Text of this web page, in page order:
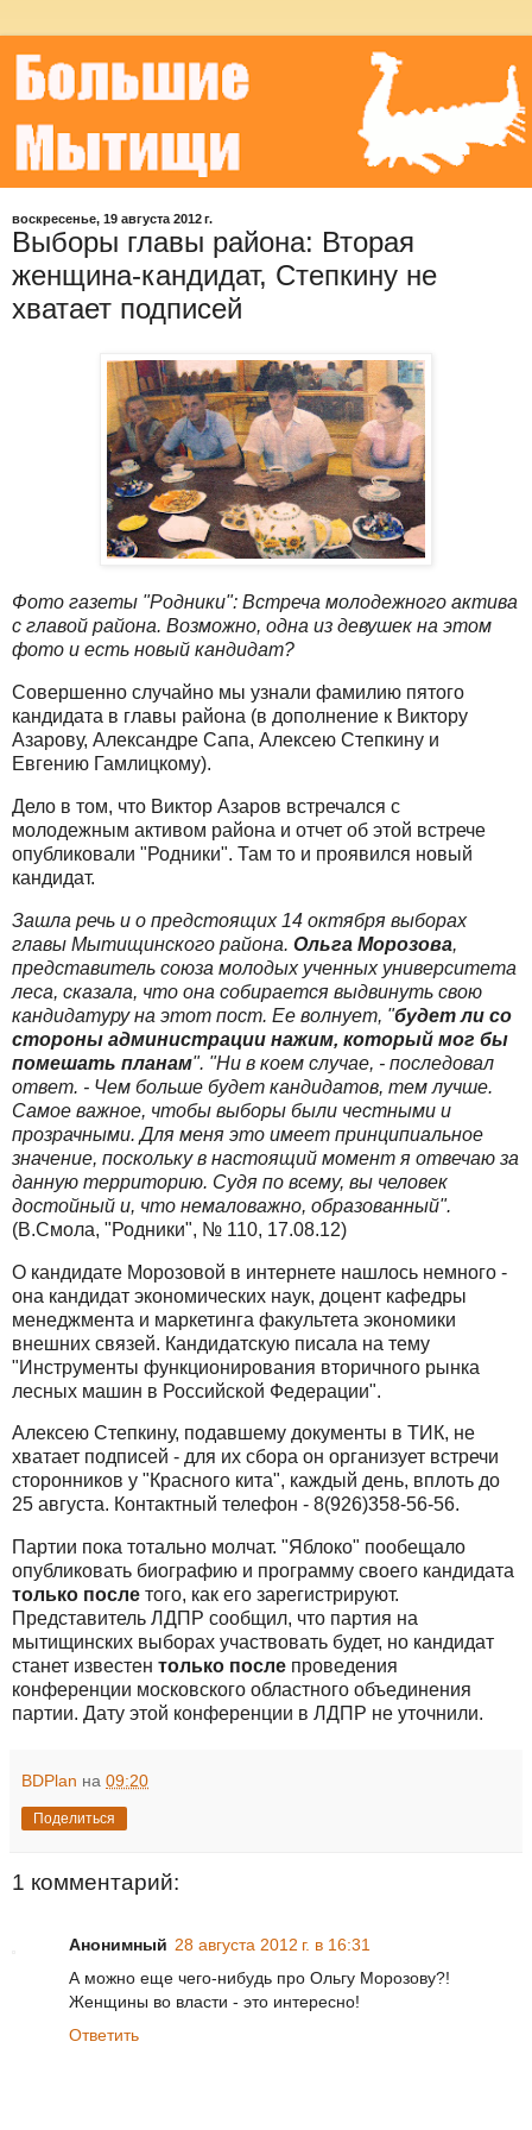
воскресенье, 19 августа 2012 г.
Выборы главы района: Вторая
женщина-кандидат, Степкину не
хватает подписей
Фото газеты "Родники": Встреча молодежного актива
с главой района. Возможно, одна из девушек на этом
фото и есть новый кандидат?
Совершенно случайно мы узнали фамилию пятого
кандидата в главы района (в дополнение к Виктору
Азарову, Александре Сапа, Алексею Степкину и
Евгению Гамлицкому).
Дело в том, что Виктор Азаров встречался с
молодежным активом района и отчет об этой встрече
опубликовали "Родники". Там то и проявился новый
кандидат.
Зашла речь и о предстоящих 14 октября выборах
главы Мытищинского района. Ольга Морозова,
представитель союза молодых ученных университета
леса, сказала, что она собирается выдвинуть свою
кандидатуру на этот пост. Ее волнует, "будет ли со
стороны администрации нажим, который мог бы
помешать планам". "Ни в коем случае, - последовал
ответ. - Чем больше будет кандидатов, тем лучше.
Самое важное, чтобы выборы были честными и
прозрачными. Для меня это имеет принципиальное
значение, поскольку в настоящий момент я отвечаю за
данную территорию. Судя по всему, вы человек
достойный и, что немаловажно, образованный".
(В.Смола, "Родники", № 110, 17.08.12)
О кандидате Морозовой в интернете нашлось немного -
она кандидат экономических наук, доцент кафедры
менеджмента и маркетинга факультета экономики
внешних связей. Кандидатскую писала на тему
"Инструменты функционирования вторичного рынка
лесных машин в Российской Федерации".
Алексею Степкину, подавшему документы в ТИК, не
хватает подписей - для их сбора он организует встречи
сторонников у "Красного кита", каждый день, вплоть до
25 августа. Контактный телефон - 8(926)358-56-56.
Партии пока тотально молчат. "Яблоко" пообещало
опубликовать биографию и программу своего кандидата
только после того, как его зарегистрируют.
Представитель ЛДПР сообщил, что партия на
мытищинских выборах участвовать будет, но кандидат
станет известен только после проведения
конференции московского областного объединения
партии. Дату этой конференции в ЛДПР не уточнили.
BDPlan на 09:20
Поделиться
1 комментарий:
Анонимный 28 августа 2012 г. в 16:31
А можно еще чего-нибудь про Ольгу Морозову?!
Женщины во власти - это интересно!
Ответить